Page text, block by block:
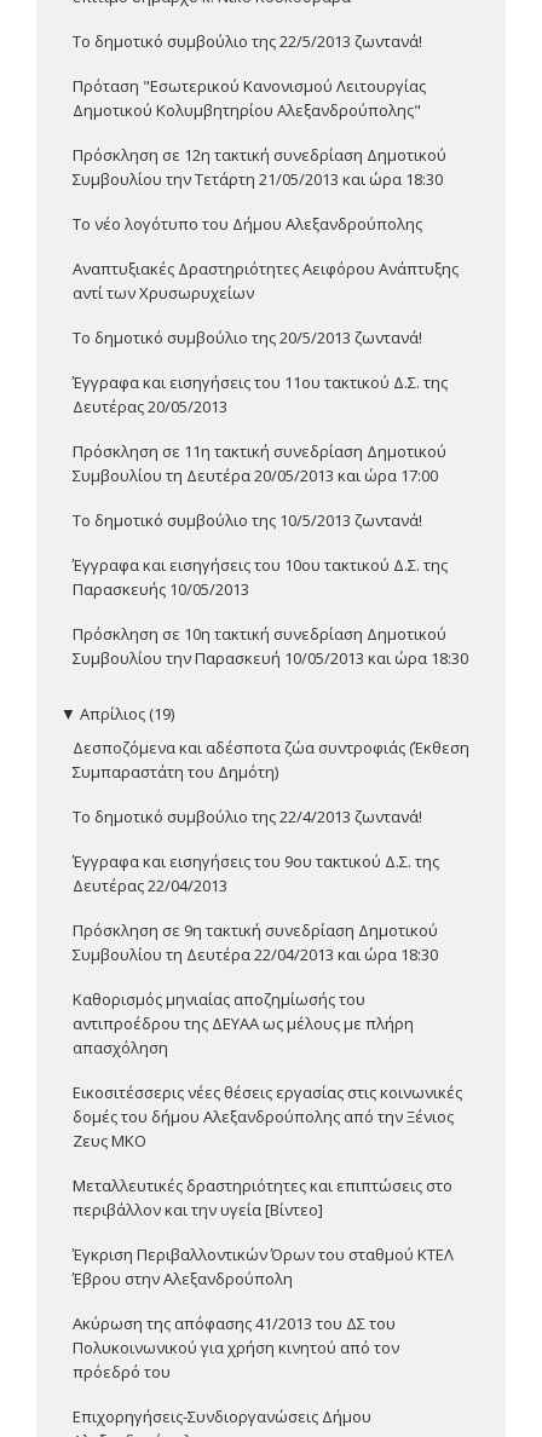
Το δημοτικό συμβούλιο της 22/5/2013 ζωντανά!
Πρόταση "Εσωτερικού Κανονισμού Λειτουργίας
Δημοτικού Κολυμβητηρίου Αλεξανδρούπολης"
Πρόσκληση σε 12η τακτική συνεδρίαση Δημοτικού
Συμβουλίου την Τετάρτη 21/05/2013 και ώρα 18:30
Το νέο λογότυπο του Δήμου Αλεξανδρούπολης
Αναπτυξιακές Δραστηριότητες Αειφόρου Ανάπτυξης
αντί των Χρυσωρυχείων
Το δημοτικό συμβούλιο της 20/5/2013 ζωντανά!
Έγγραφα και εισηγήσεις του 11ου τακτικού Δ.Σ. της
Δευτέρας 20/05/2013
Πρόσκληση σε 11η τακτική συνεδρίαση Δημοτικού
Συμβουλίου τη Δευτέρα 20/05/2013 και ώρα 17:00
Το δημοτικό συμβούλιο της 10/5/2013 ζωντανά!
Έγγραφα και εισηγήσεις του 10ου τακτικού Δ.Σ. της
Παρασκευής 10/05/2013
Πρόσκληση σε 10η τακτική συνεδρίαση Δημοτικού
Συμβουλίου την Παρασκευή 10/05/2013 και ώρα 18:30
▼ Απρίλιος (19)
Δεσποζόμενα και αδέσποτα ζώα συντροφιάς (Έκθεση
Συμπαραστάτη του Δημότη)
Το δημοτικό συμβούλιο της 22/4/2013 ζωντανά!
Έγγραφα και εισηγήσεις του 9ου τακτικού Δ.Σ. της
Δευτέρας 22/04/2013
Πρόσκληση σε 9η τακτική συνεδρίαση Δημοτικού
Συμβουλίου τη Δευτέρα 22/04/2013 και ώρα 18:30
Καθορισμός μηνιαίας αποζημίωσής του
αντιπροέδρου της ΔΕΥΑΑ ως μέλους με πλήρη
απασχόληση
Εικοσιτέσσερις νέες θέσεις εργασίας στις κοινωνικές
δομές του δήμου Αλεξανδρούπολης από την Ξένιος
Ζευς ΜΚΟ
Μεταλλευτικές δραστηριότητες και επιπτώσεις στο
περιβάλλον και την υγεία [Βίντεο]
Έγκριση Περιβαλλοντικών Όρων του σταθμού ΚΤΕΛ
Έβρου στην Αλεξανδρούπολη
Ακύρωση της απόφασης 41/2013 του ΔΣ του
Πολυκοινωνικού για χρήση κινητού από τον
πρόεδρό του
Επιχορηγήσεις-Συνδιοργανώσεις Δήμου